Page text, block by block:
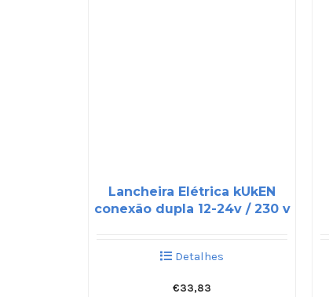
Lancheira Elétrica kUkEN
conexão dupla 12-24v / 230 v
Detalhes
€33,83